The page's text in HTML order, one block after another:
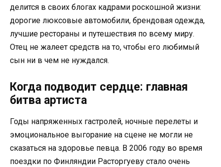
делится в своих блогах кадрами роскошной жизни:
дорогие люксовые автомобили, брендовая одежда,
лучшие рестораны и путешествия по всему миру.
Отец не жалеет средств на то, чтобы его любимый
сын ни в чем не нуждался.
Когда подводит сердце: главная
битва артиста
Годы напряженных гастролей, ночные перелеты и
эмоциональное выгорание на сцене не могли не
сказаться на здоровье певца. В 2006 году во время
поездки по Финляндии Расторгуеву стало очень